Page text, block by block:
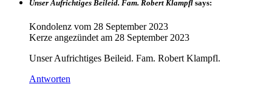
Unser Aufrichtiges Beileid. Fam. Robert Klampfl says:
Kondolenz vom 28 September 2023
Kerze angezündet am 28 September 2023
Unser Aufrichtiges Beileid. Fam. Robert Klampfl.
Antworten